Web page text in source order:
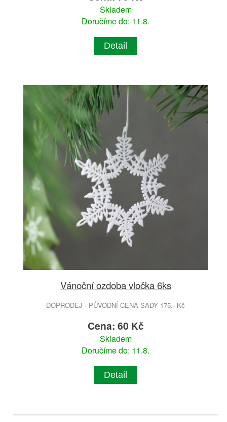
Skladem
Doručíme do: 11.8.
Detail
Vánoční ozdoba vločka 6ks
DOPRODEJ - PŮVODNÍ CENA SADY 175.- Kč
Cena: 60 Kč
Skladem
Doručíme do: 11.8.
Detail